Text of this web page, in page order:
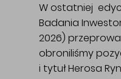
W ostatniej
Badania
2026)
obroniliśmy
i tytuł Herosa